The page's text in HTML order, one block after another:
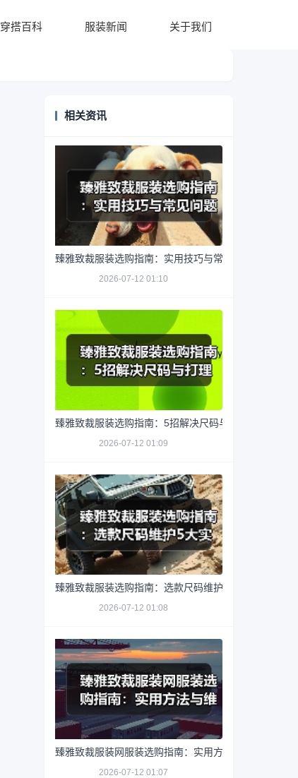
穿搭百科 服装新闻 关于我们
相关资讯
臻雅致裁服装选购指南：实用技巧与常见问题解析
2026-07-12 01:10
臻雅致裁服装选购指南：5招解决尺码与打理难题
2026-07-12 01:09
臻雅致裁服装选购指南：选款尺码维护5大实用方法
2026-07-12 01:08
臻雅致裁服装网服装选购指南：实用方法与维护技巧
2026-07-12 01:07